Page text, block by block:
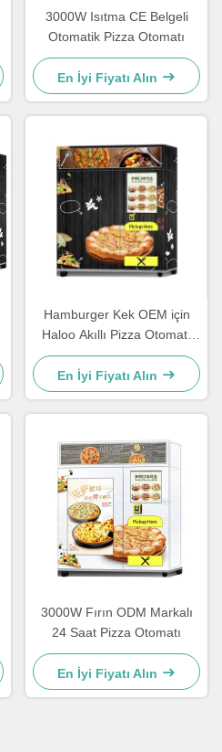
3000W Isıtma CE Belgeli
Otomatik Pizza Otomatı
En İyi Fiyatı Alın
Hamburger Kek OEM için
Haloo Akıllı Pizza Otomatı
3000W
En İyi Fiyatı Alın
3000W Fırın ODM Markalı
24 Saat Pizza Otomatı
En İyi Fiyatı Alın